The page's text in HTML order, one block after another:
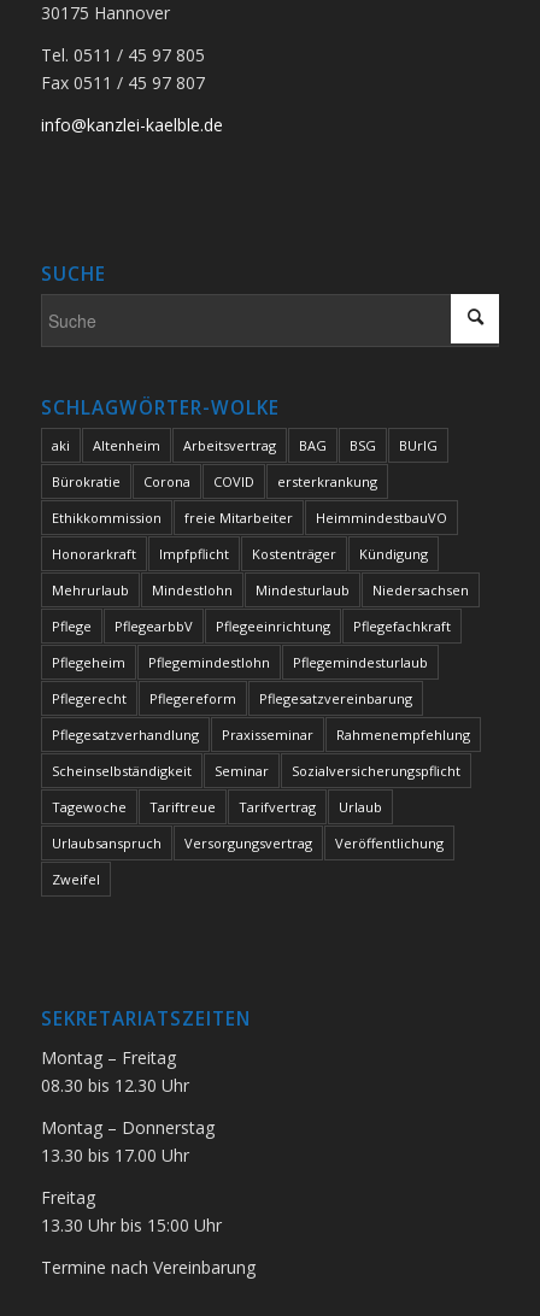
30175 Hannover
Tel. 0511 / 45 97 805
Fax 0511 / 45 97 807
info@kanzlei-kaelble.de
SUCHE
SCHLAGWÖRTER-WOLKE
aki Altenheim Arbeitsvertrag BAG BSG
BUrlG
Bürokratie
Corona COVID
ersterkrankung
Ethikkommission
freie Mitarbeiter
HeimmindestbauVO
Honorarkraft
Impfpflicht Kostenträger
Kündigung
Mehrurlaub
Mindestlohn Mindesturlaub
Niedersachsen
Pflege
PflegearbbV Pflegeeinrichtung
Pflegefachkraft
Pflegeheim
Pflegemindestlohn
Pflegemindesturlaub
Pflegerecht
Pflegereform
Pflegesatzvereinbarung
Pflegesatzverhandlung
Praxisseminar
Rahmenempfehlung
Scheinselbständigkeit
Seminar
Sozialversicherungspflicht
Tagewoche
Tariftreue Tarifvertrag
Urlaub
Urlaubsanspruch
Versorgungsvertrag
Veröffentlichung
Zweifel
SEKRETARIATSZEITEN
Montag – Freitag
08.30 bis 12.30 Uhr
Montag – Donnerstag
13.30 bis 17.00 Uhr
Freitag
13.30 Uhr bis 15:00 Uhr
Termine nach Vereinbarung